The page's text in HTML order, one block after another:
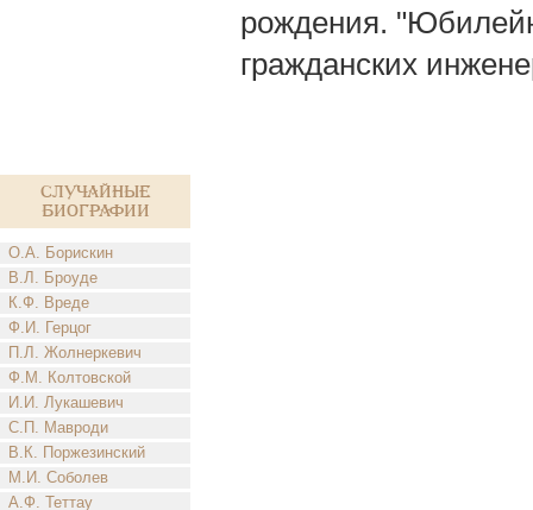
Случайные
биографии
О.А. Борискин
В.Л. Броуде
К.Ф. Вреде
Ф.И. Герцог
П.Л. Жолнеркевич
Ф.М. Колтовской
И.И. Лукашевич
С.П. Мавроди
В.К. Поржезинский
М.И. Соболев
А.Ф. Теттау
рождения.
гражданских